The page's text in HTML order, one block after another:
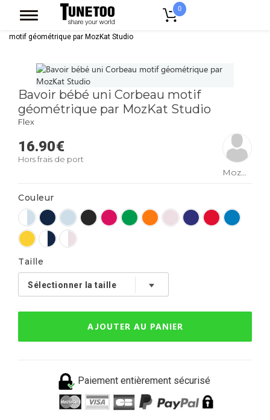
0
Vêtement Enfant Bebe
Bavoir bébé uni Corbeau
motif géométrique par MozKat Studio
Bavoir bébé uni Corbeau motif
géométrique par MozKat Studio
Flex
16.90€
Hors frais de port
MozKat
Couleur
Taille
AJOUTER AU PANIER
Paiement entièrement sécurisé